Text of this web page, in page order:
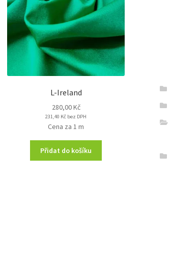
L-Ireland
280,00Kč
231,40 Kč bez DPH
Cena za 1 m
Přidat do košíku